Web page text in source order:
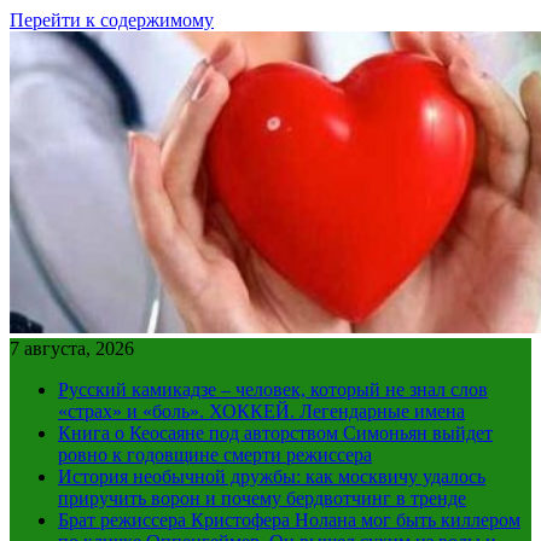
Перейти к содержимому
7 августа, 2026
Русский камикадзе – человек, который не знал слов
«страх» и «боль». ХОККЕЙ. Легендарные имена
Книга о Кеосаяне под авторством Симоньян выйдет
ровно к годовщине смерти режиссера
История необычной дружбы: как москвичу удалось
приручить ворон и почему бердвотчинг в тренде
Брат режиссера Кристофера Нолана мог быть киллером